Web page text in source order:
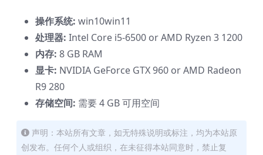
操作系统: win10win11
处理器: Intel Core i5-6500 or AMD Ryzen 3 1200
内存: 8 GB RAM
显卡: NVIDIA GeForce GTX 960 or AMD Radeon
R9 280
存储空间: 需要 4 GB 可用空间
声明：本站所有文章，如无特殊说明或标注，均为本站原
创发布。任何个人或组织，在未征得本站同意时，禁止复